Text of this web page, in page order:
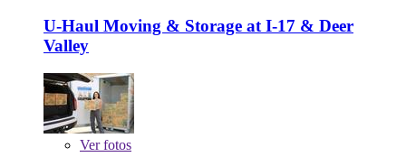
U-Haul Moving & Storage at I-17 & Deer
Valley
Verfotos